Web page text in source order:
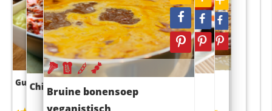
Guacamole
Chili con carne
Bruine bonensoep
Sushi rijstsalade
maaltijdsalade